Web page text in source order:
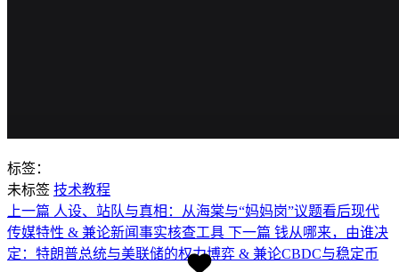
标签：
未标签 技术教程
上一篇 人设、站队与真相：从海棠与“妈妈岗”议题看后现代
传媒特性 & 兼论新闻事实核查工具 下一篇 钱从哪来，由谁决
定：特朗普总统与美联储的权力博弈 & 兼论CBDC与稳定币